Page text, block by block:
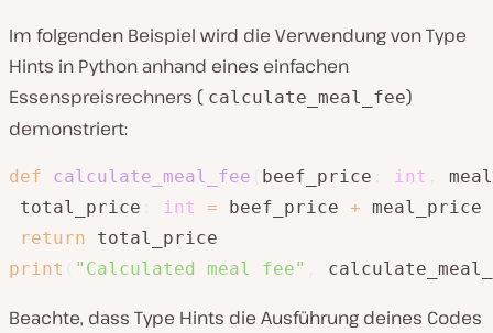
Im folgenden Beispiel wird die Verwendung von Type
Hints in Python anhand eines einfachen
Essenspreisrechners ( calculate_meal_fee)
demonstriert:
def calculate_meal_fee beef_price int
total_price
int = beef_price + meal_price
return
print
"Calculated meal fee"
Beachte, dass Type Hints die Ausführung deines Codes